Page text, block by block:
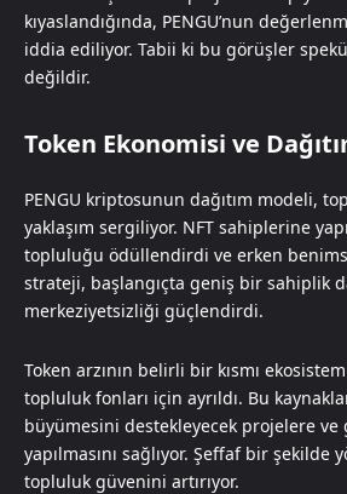
kıyaslandığında, PENGU’nun
iddia ediliyor. Tabii ki bu görüşler
değildir.
Token Ekonomisi ve
PENGU kriptosunun dağıtım modeli,
yaklaşım sergiliyor. NFT sahiplerine
topluluğu ödüllendirdi ve erken
strateji, başlangıçta geniş bir sahiplik
merkeziyetsizliği güçlendirdi.
Token arzının belirli bir kısmı
topluluk fonları için ayrıldı. Bu
büyümesini destekleyecek projelere ve
yapılmasını sağlıyor. Şeffaf bir şekilde
topluluk güvenini artırıyor.